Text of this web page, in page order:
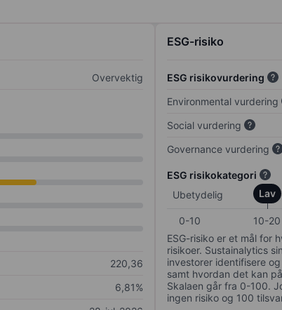
Overvektig
220,36
6,81%
ESG-risiko
ESG risikovurdering
Environmental vurdering
Social vurdering
Governance vurdering
ESG risikokategori
Ubetydelig
Lav
0-10 10-20
ESG-risiko er et mål for
risikoer. Sustainalytics
investorer identifisere
samt hvordan det kan
Skalaen går fra 0-100.
ingen risiko og 100